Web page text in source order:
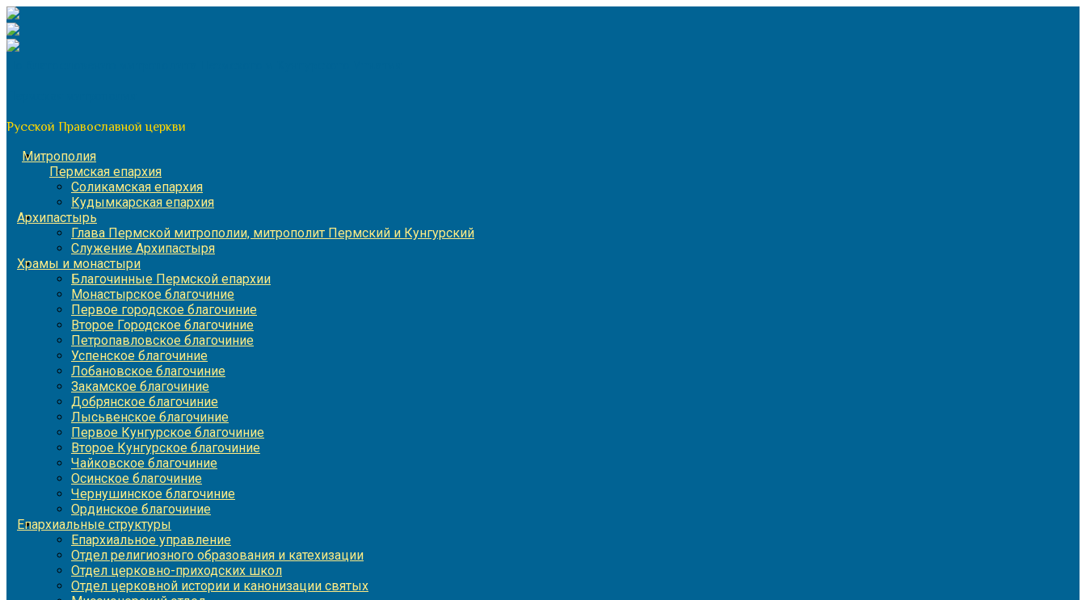
Перейти
к
содержимому
Русской Православной церкви
Митрополия
Пермская епархия
Соликамская епархия
Кудымкарская епархия
Архипастырь
Глава Пермской митрополии, митрополит Пермский и Кунгурский
Служение Архипастыря
Храмы и монастыри
Благочинные Пермской епархии
Монастырское благочиние
Первое городское благочиние
Второе Городское благочиние
Петропавловское благочиние
Успенское благочиние
Лобановское благочиние
Закамское благочиние
Добрянское благочиние
Лысьвенское благочиние
Первое Кунгурское благочиние
Второе Кунгурское благочиние
Чайковское благочиние
Осинское благочиние
Чернушинское благочиние
Ординское благочиние
Епархиальные структуры
Епархиальное управление
Отдел религиозного образования и катехизации
Отдел церковно-приходских школ
Отдел церковной истории и канонизации святых